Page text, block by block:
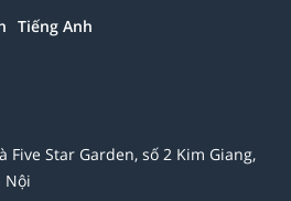
Tiếng Anh
Five Star Garden, số 2 Kim Giang,
Nội